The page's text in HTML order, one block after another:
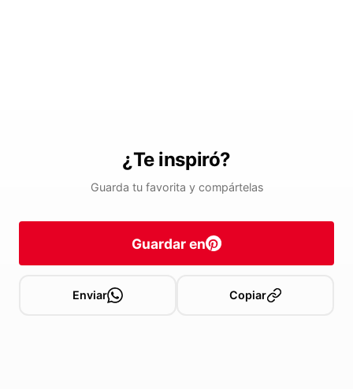
¿Te inspiró?
Guarda tu favorita y compártelas
Guardar en
Enviar Copiar